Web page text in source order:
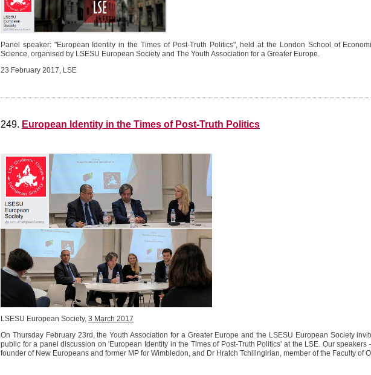
Panel speaker: "European Identity in the Times of Post-Truth Politics", held at the London School of
Science, organised by LSESU European Society and The Youth Association for a Greater Europe.
23 February 2017, LSE
249. European Identity in the Times of Post-Truth Politics
LSESU European Society, 3 March 2017
On Thursday February 23rd, the Youth Association for a Greater Europe and the LSESU European Society
public for a panel discussion on 'European Identity in the Times of Post-Truth Politics' at the LSE. Our speakers
founder of New Europeans and former MP for Wimbledon, and Dr Hratch Tchilingirian, member of the Faculty of